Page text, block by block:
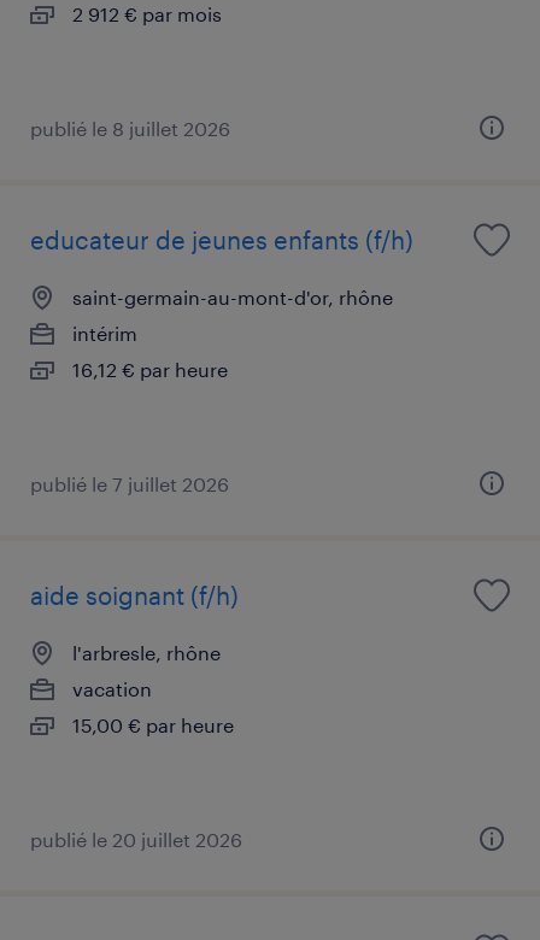
2 912 € par mois
publié le 8 juillet 2026
educateur de jeunes enfants (f/h)
saint-germain-au-mont-d'or, rhône
intérim
16,12 € par heure
publié le 7 juillet 2026
aide soignant (f/h)
l'arbresle, rhône
vacation
15,00 € par heure
publié le 20 juillet 2026